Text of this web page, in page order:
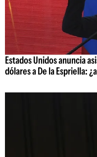
Estados Unidos anuncia
dólares a De la Espriella: